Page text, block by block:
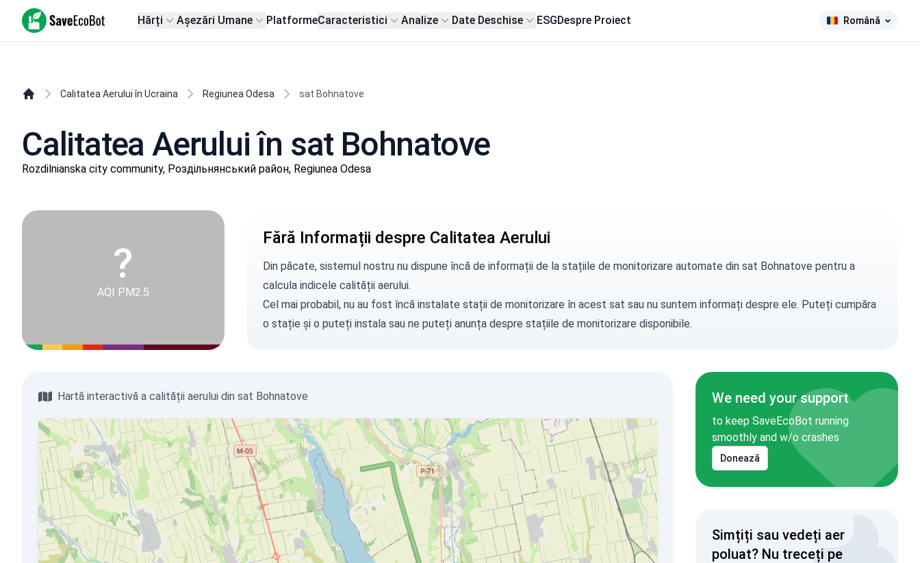
SaveEcoBot Hărți Așezări Umane PlatformeCaracteristici Analize Date Deschise ESGDespre Proiect Română
Calitatea Aerului în Ucraina Regiunea Odesa sat Bohnatove
Calitatea Aerului în sat Bohnatove
Rozdilnianska city community, Роздільнянський район, Regiunea Odesa
?
AQI PM2.5
Fără Informații despre Calitatea Aerului
Din păcate, sistemul nostru nu dispune încă de informații de la stațiile de monitorizare automate din sat Bohnatove pentru a
calcula indicele calității aerului.
Cel mai probabil, nu au fost încă instalate stații de monitorizare în acest sat sau nu suntem informați despre ele. Puteți cumpăra
o stație și o puteți instala sau ne puteți anunțadespre stațiile de monitorizare disponibile.
Hartă interactivă a calității aerului din sat Bohnatove We need your support
to keep SaveEcoBot running
smoothly and w/o crashes
Donează
Simțiți sau vedeți aer
poluat? Nu treceți pe